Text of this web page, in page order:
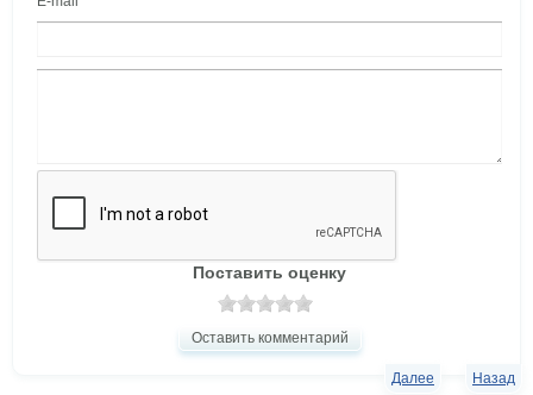
Поставить оценку
Оставить комментарий
Назад
Далее